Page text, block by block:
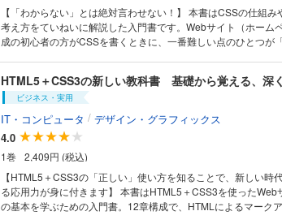
の裏側にある背景を含めて深く理解することで、「自分で考え
「ずっと役立つ応用力」を養うことを目的にしています。プロ
イナーを目指す方はもちろん、Webにかかわるすべての方に知
内容を集約した1冊です。 〈本書の内容〉 Lesson 1 Webデザインの世界
を知る Lesson 2 Webサイトを設計する Lesson 3 HTMLの役
ること Lesson 4 CSSの役割とできること Lesson 5 Webサ
する素材 Lesson 6 Webサイトを表現する色 Lesson 7 Webサ
る（9章のサンプルデータはダウンロード可能）
【「わからない」とは絶対言わせない！】 本書はCSSの仕組みや書き方、
考え方をていねいに解説した入門書です。Webサイト（ホーム
成の初心者の方がCSSを書くときに、一番難しい点のひとつが
CSSの読み方、セレクタの使い方）を理解し、身につけてもら
点を置いています。 全体は11章構成になっており、1～3章ではHTML、
CSSやWebサイトの基本を紹介しています。4～8章では「文字
変える」「背景の色を変える」など、目的別にCSSの書き方、
の使い方を解説。9～11章は実践編となり、すでにでき上がって
サイト・ブログを題材にして、デザインの一部をカスタマイズす
解説しています。なお、本書のサンプルデータ（ダウンロード
完成ファイルをお手本に、練習ファイルを作成していく形式で
イトやブログのデザインをカスタマイズしたい方、CSSをゼロ
り学びたい方に最適な内容となっています。
HTML5＋CSS3の新しい教科書 基礎から覚える、深く
ビジネス・実用
IT・コンピュータ / デザイン・グラフィックス
4.0
1巻
2,409円 (税込)
【HTML5＋CSS3の「正しい」使い方を知ることで、新しい時
る応用力が身に付きます】 本書はHTML5＋CSS3を使ったWeb
の基本を学ぶための入門書。12章構成で、HTMLによるマーク